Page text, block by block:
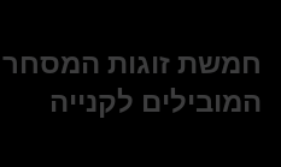
חמשת זוגות
המובילים לקנייה